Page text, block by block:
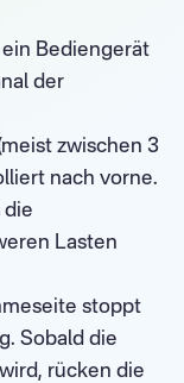
Bediengerät
der
zwischen 3
nach vorne.
die
Lasten
stoppt
Sobald die
rücken die